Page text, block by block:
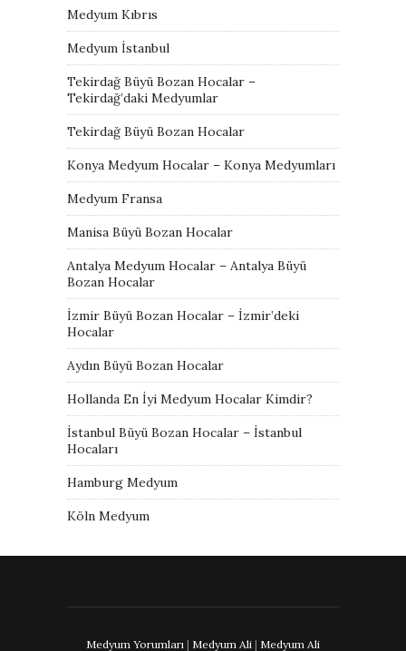
Medyum Kıbrıs
Medyum İstanbul
Tekirdağ Büyü Bozan Hocalar –
Tekirdağ’daki Medyumlar
Tekirdağ Büyü Bozan Hocalar
Konya Medyum Hocalar – Konya Medyumları
Medyum Fransa
Manisa Büyü Bozan Hocalar
Antalya Medyum Hocalar – Antalya Büyü
Bozan Hocalar
İzmir Büyü Bozan Hocalar – İzmir’deki
Hocalar
Aydın Büyü Bozan Hocalar
Hollanda En İyi Medyum Hocalar Kimdir?
İstanbul Büyü Bozan Hocalar – İstanbul
Hocaları
Hamburg Medyum
Köln Medyum
Medyum Yorumları | Medyum Ali | Medyum Ali